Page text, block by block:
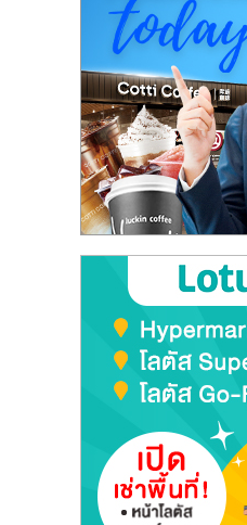
ลงทุน
และ
ขยาย
ไชส์,